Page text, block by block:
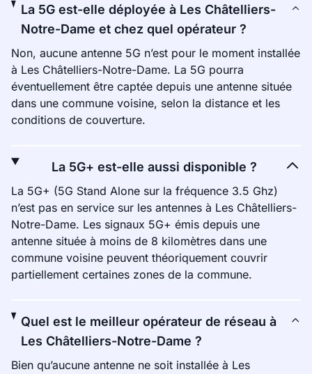
La 5G est-elle déployée à Les Châtelliers-
Notre-Dame et chez quel opérateur ?
Non, aucune antenne 5G n’est pour le moment installée
à Les Châtelliers-Notre-Dame. La 5G pourra
éventuellement être captée depuis une antenne située
dans une commune voisine, selon la distance et les
conditions de couverture.
La 5G+ est-elle aussi disponible ?
La 5G+ (5G Stand Alone sur la fréquence 3.5 Ghz)
n’est pas en service sur les antennes à Les Châtelliers-
Notre-Dame. Les signaux 5G+ émis depuis une
antenne située à moins de 8 kilomètres dans une
commune voisine peuvent théoriquement couvrir
partiellement certaines zones de la commune.
Quel est le meilleur opérateur de réseau à
Les Châtelliers-Notre-Dame ?
Bien qu’aucune antenne ne soit installée à Les